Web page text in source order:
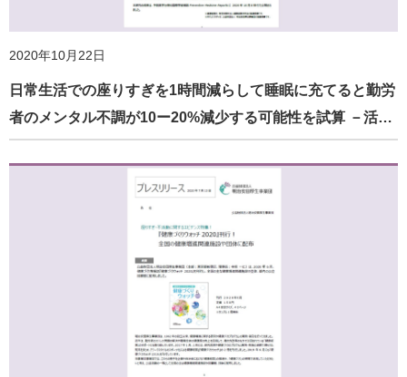
『リラックス＆リフレッシュ体操』DVD刊行！ 全国の健康
増進関連施設や団体に配布
2020年10月22日
日常生活での座りすぎを1時間減らして睡眠に充てると勤労
者のメンタル不調が10ー20%減少する可能性を試算 －活…